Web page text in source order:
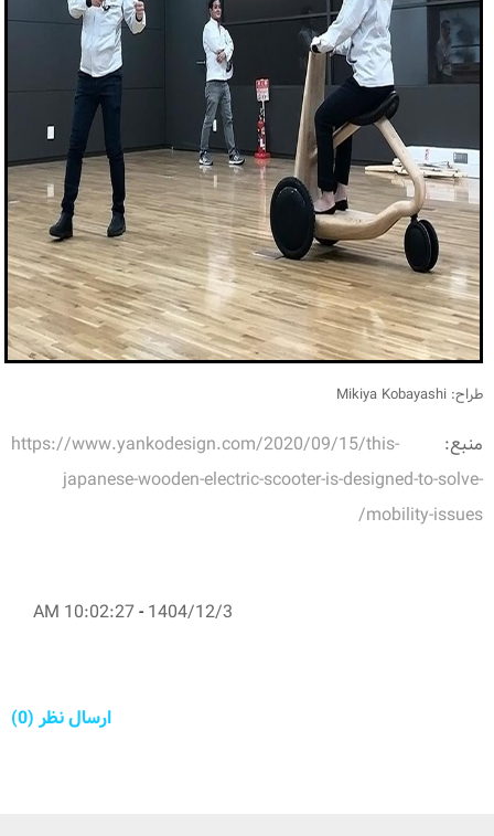
طراح: Mikiya Kobayashi
منبع: https://www.yankodesign.com/2020/09/15/this-
japanese-wooden-electric-scooter-is-designed-to-solve-
mobility-issues/
1404/12/3
-
10:02:27 AM
ارسال نظر (0)